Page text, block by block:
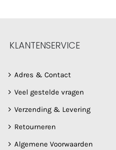
KLANTENSERVICE
Adres & Contact
Veel gestelde vragen
Verzending & Levering
Retourneren
Algemene Voorwaarden